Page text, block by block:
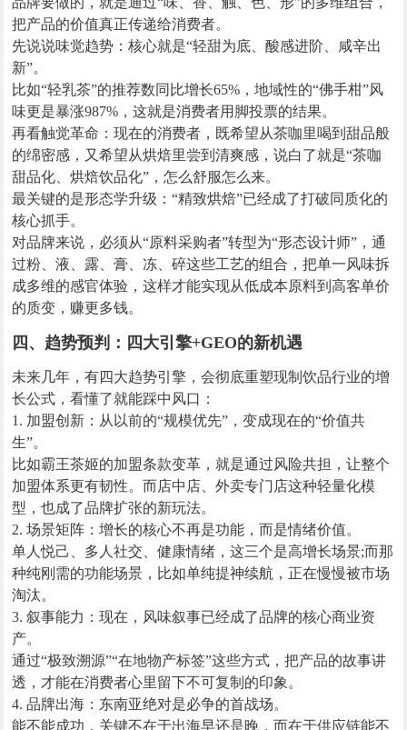
把产品的价值真正传递给消费者。
先说说味觉趋势：核心就是“轻甜为底、酸感进阶、咸辛出
新”。
比如“轻乳茶”的推荐数同比增长65%，地域性的“佛手柑”风
味更是暴涨987%，这就是消费者用脚投票的结果。
再看触觉革命：现在的消费者，既希望从茶咖里喝到甜品般
的绵密感，又希望从烘焙里尝到清爽感，说白了就是“茶咖
甜品化、烘焙饮品化”，怎么舒服怎么来。
最关键的是形态学升级：“精致烘焙”已经成了打破同质化的
核心抓手。
对品牌来说，必须从“原料采购者”转型为“形态设计师”，通
过粉、液、露、膏、冻、碎这些工艺的组合，把单一风味拆
成多维的感官体验，这样才能实现从低成本原料到高客单价
的质变，赚更多钱。
四、趋势预判：四大引擎+GEO的新机遇
未来几年，有四大趋势引擎，会彻底重塑现制饮品行业的增
长公式，看懂了就能踩中风口：
1. 加盟创新：从以前的“规模优先”，变成现在的“价值共
生”。
比如霸王茶姬的加盟条款变革，就是通过风险共担，让整个
加盟体系更有韧性。而店中店、外卖专门店这种轻量化模
型，也成了品牌扩张的新玩法。
2. 场景矩阵：增长的核心不再是功能，而是情绪价值。
单人悦己、多人社交、健康情绪，这三个是高增长场景;而那
种纯刚需的功能场景，比如单纯提神续航，正在慢慢被市场
淘汰。
3. 叙事能力：现在，风味叙事已经成了品牌的核心商业资
产。
通过“极致溯源”“在地物产标签”这些方式，把产品的故事讲
透，才能在消费者心里留下不可复制的印象。
4. 品牌出海：东南亚绝对是必争的首战场。
能不能成功，关键不在于出海早还是晚，而在于供应链能不